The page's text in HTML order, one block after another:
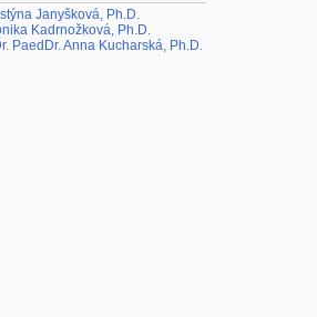
Janyšková, Ph.D.
Kadrnožková, Ph.D.
PaedDr. Anna Kucharská, Ph.D.